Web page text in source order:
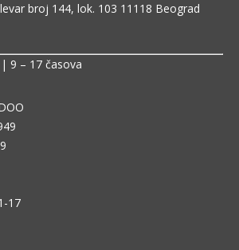
broj 144, lok. 103 11118 Beograd
9 – 17 časova
17